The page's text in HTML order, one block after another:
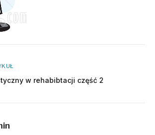
w rehabibtacji część 2